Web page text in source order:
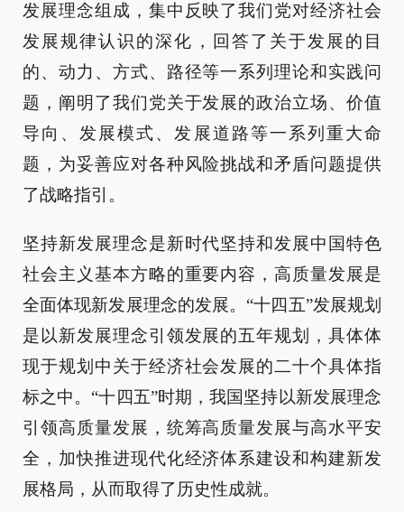
发展理念组成，集中反映了我们党对经济社会
发展规律认识的深化，回答了关于发展的目
的、动力、方式、路径等一系列理论和实践问
题，阐明了我们党关于发展的政治立场、价值
导向、发展模式、发展道路等一系列重大命
题，为妥善应对各种风险挑战和矛盾问题提供
了战略指引。
坚持新发展理念是新时代坚持和发展中国特色
社会主义基本方略的重要内容，高质量发展是
全面体现新发展理念的发展。“十四五”发展规划
是以新发展理念引领发展的五年规划，具体体
现于规划中关于经济社会发展的二十个具体指
标之中。“十四五”时期，我国坚持以新发展理念
引领高质量发展，统筹高质量发展与高水平安
全，加快推进现代化经济体系建设和构建新发
展格局，从而取得了历史性成就。